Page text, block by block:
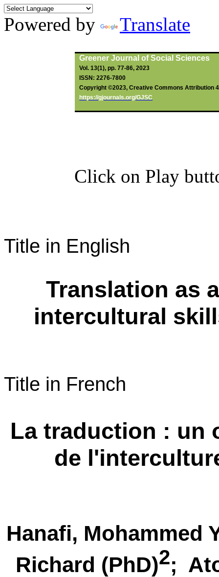
Powered by Translate
Greener Journal of Social Sciences
Vol. 13(1), pp. 77-86, 2023
ISSN: 2276-7800
Copyright ©2023, Creative Commons Attribution
https://gjournals.org/GJSC
Click on Play
Title in English
Translation as
intercultural
Title in French
La traduction : un
de
Hanafi, Mohammed
Richard (PhD)2;